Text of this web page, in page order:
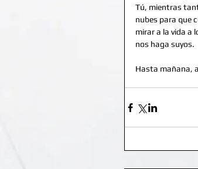
Tú, mientras
nubes para que
mirar a la vida a
nos haga suyos.
Hasta mañana,